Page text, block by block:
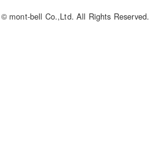
© mont-bell Co.,Ltd. All Rights Reserved.